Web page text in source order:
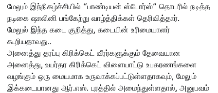
மேலும் இந்நிகழ்ச்சியில் “பாண்டியன் ஸ்டோர்ஸ்” தொடரில் நடித்த
நடிகை ஷாலினி பங்கேற்று வாழ்த்திக்கள் தெரிவித்தார்.
மேலுல் இந்த கடை குறித்து, கடையின் உரிமையாளர்
கூறியதாவது..
அனைத்து தரப்பு கிரிக்கெட் வீரர்களுக்கும் தேவையான
அனைத்து, உயர்தர கிரிக்கெட் விளையாட்டு உபகரணங்களை
வழங்கும் ஒரு மையமாக உருவாக்கப்பட்டுள்ளதாகவும், மேலும்
இக்கடையானது ஆர்.எஸ். புரத்தில் அமைந்துள்ளதால், அனுபவம்